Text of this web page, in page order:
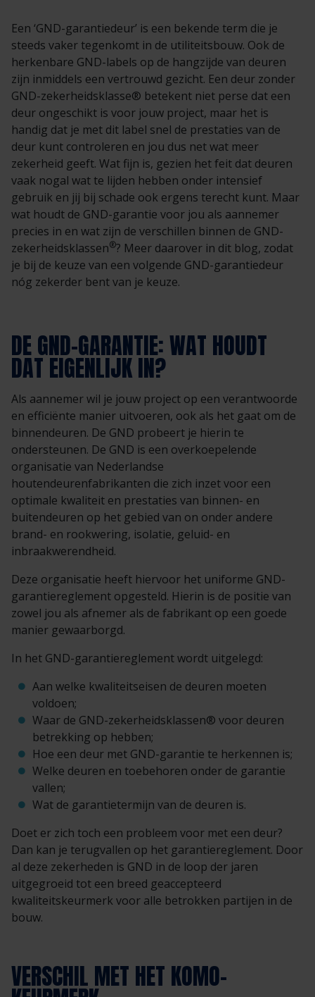
Een ‘GND-garantiedeur’ is een bekende term die je
steeds vaker tegenkomt in de utiliteitsbouw. Ook de
herkenbare GND-labels op de hangzijde van deuren
zijn inmiddels een vertrouwd gezicht. Een deur zonder
GND-zekerheidsklasse® betekent niet perse dat een
deur ongeschikt is voor jouw project, maar het is
handig dat je met dit label snel de prestaties van de
deur kunt controleren en jou dus net wat meer
zekerheid geeft. Wat fijn is, gezien het feit dat deuren
vaak nogal wat te lijden hebben onder intensief
gebruik en jij bij schade ook ergens terecht kunt. Maar
wat houdt de GND-garantie voor jou als aannemer
precies in en wat zijn de verschillen binnen de GND-
zekerheidsklassen®? Meer daarover in dit blog, zodat
je bij de keuze van een volgende GND-garantiedeur
nóg zekerder bent van je keuze.
DE GND-GARANTIE: WAT HOUDT
DAT EIGENLIJK IN?
Als aannemer wil je jouw project op een verantwoorde
en efficiënte manier uitvoeren, ook als het gaat om de
binnendeuren. De GND probeert je hierin te
ondersteunen. De GND is een overkoepelende
organisatie van Nederlandse
houtendeurenfabrikanten die zich inzet voor een
optimale kwaliteit en prestaties van binnen- en
buitendeuren op het gebied van on onder andere
brand- en rookwering, isolatie, geluid- en
inbraakwerendheid.
Deze organisatie heeft hiervoor het uniforme GND-
garantiereglement opgesteld. Hierin is de positie van
zowel jou als afnemer als de fabrikant op een goede
manier gewaarborgd.
In het GND-garantiereglement wordt uitgelegd:
Aan welke kwaliteitseisen de deuren moeten
voldoen;
Waar de GND-zekerheidsklassen® voor deuren
betrekking op hebben;
Hoe een deur met GND-garantie te herkennen is;
Welke deuren en toebehoren onder de garantie
vallen;
Wat de garantietermijn van de deuren is.
Doet er zich toch een probleem voor met een deur?
Dan kan je terugvallen op het garantiereglement. Door
al deze zekerheden is GND in de loop der jaren
uitgegroeid tot een breed geaccepteerd
kwaliteitskeurmerk voor alle betrokken partijen in de
bouw.
VERSCHIL MET HET KOMO-